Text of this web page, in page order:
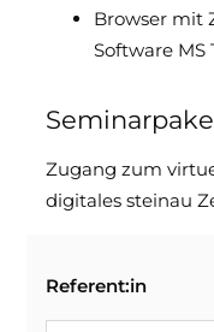
Browser mit
Software MS
Zugang zum
digitales steinau
Referent:in